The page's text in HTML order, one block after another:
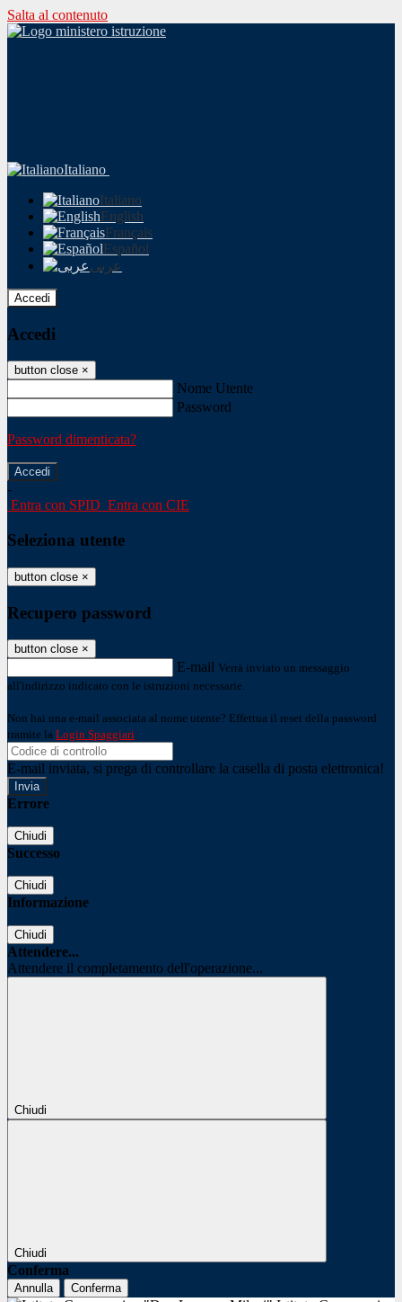
Salta al contenuto
Italiano
Italiano
English
Français
Español
عربى
Accedi
Accedi
button close ×
Nome Utente
Password
Password dimenticata?
-
Entra con SPID Entra con CIE
Seleziona utente
button close ×
Recupero password
button close ×
E-mail Verrà inviato un messaggio
all'indirizzo indicato con le istruzioni necessarie.
Non hai una e-mail associata al nome utente? Effettua il reset della password
tramite la Login Spaggiari
E-mail inviata, si prega di controllare la casella di posta elettronica!
Errore
Chiudi
Successo
Chiudi
Informazione
Chiudi
Attendere...
Attendere il completamento dell'operazione...
Chiudi
Chiudi
Conferma
Annulla Conferma